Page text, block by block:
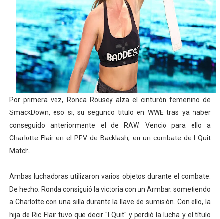
Copa del Mundo femenina 2026 - Estados Unidos
Campeonato de Europa de saltos 2026 (París,
Campeonato de Europa de natación artística 2026
AEW - Adam Page con Brodido desbancan una
Tour de Francia femenino 2026 - Etapa 5
Por primera vez, Ronda Rousey alza el cinturón femenino de
SmackDown, eso sí, su segundo título en WWE tras ya haber
conseguido anteriormente el de RAW. Venció para ello a
Charlotte Flair en el PPV de Backlash, en un combate de I Quit
Match.
Ambas luchadoras utilizaron varios objetos durante el combate.
De hecho, Ronda consiguió la victoria con un Armbar, sometiendo
a Charlotte con una silla durante la llave de sumisión. Con ello, la
hija de Ric Flair tuvo que decir "I Quit" y perdió la lucha y el título